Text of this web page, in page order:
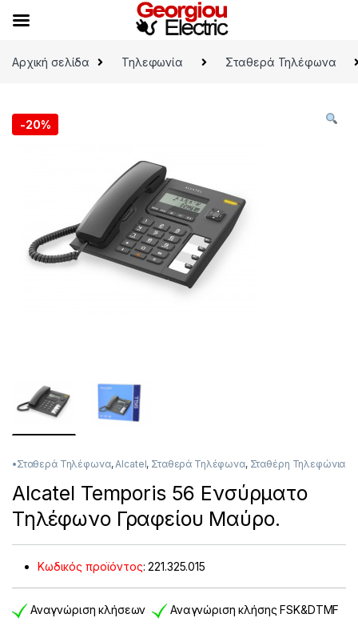
Αρχική σελίδα
Τηλεφωνία Σταθερά Τηλέφωνα
-20%
•Σταθερά Τηλέφωνα,Alcatel, Σταθερά Τηλέφωνα, Σταθέρη Τηλεφώνια
Alcatel Temporis 56 Ενσύρματο
Τηλέφωνο Γραφείου Μαύρο.
Κωδικός προϊόντος:221.325.015
Αναγνώριση κλήσεων Αναγνώριση κλήσης FSK&DTMF